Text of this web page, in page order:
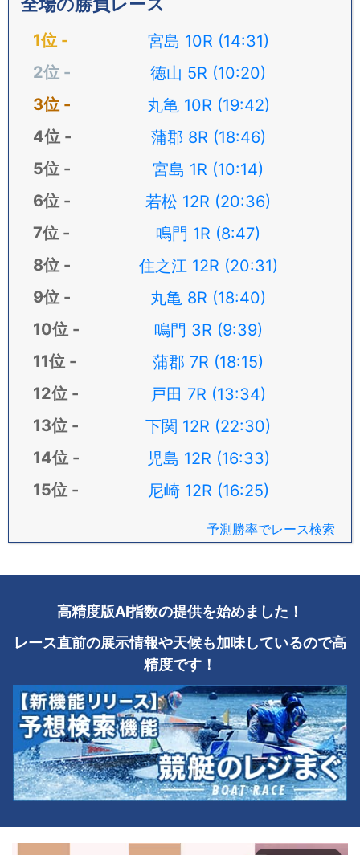
宮島 10R (14:31)
徳山 5R (10:20)
丸亀 10R (19:42)
蒲郡 8R (18:46)
宮島 1R (10:14)
若松 12R (20:36)
鳴門 1R (8:47)
住之江 12R (20:31)
丸亀 8R (18:40)
鳴門 3R (9:39)
蒲郡 7R (18:15)
戸田 7R (13:34)
下関 12R (22:30)
児島 12R (16:33)
尼崎 12R (16:25)
予測勝率でレース検索
高精度版AI指数の提供を始めました！
レース直前の展示情報や天候も加味しているので高
精度です！